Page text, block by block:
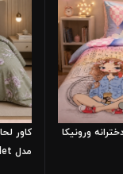
ورونیکا
مدل violet گلدار صورتی